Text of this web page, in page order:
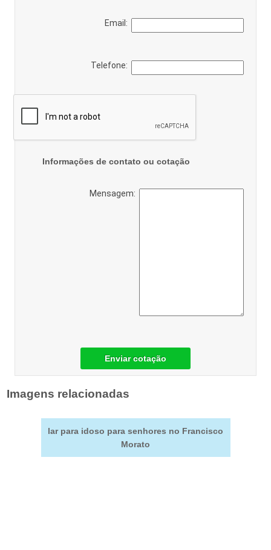
Email:
Telefone:
Informações de contato ou cotação
Mensagem:
Enviar cotação
Imagens relacionadas
lar para idoso para senhores no Francisco
Morato